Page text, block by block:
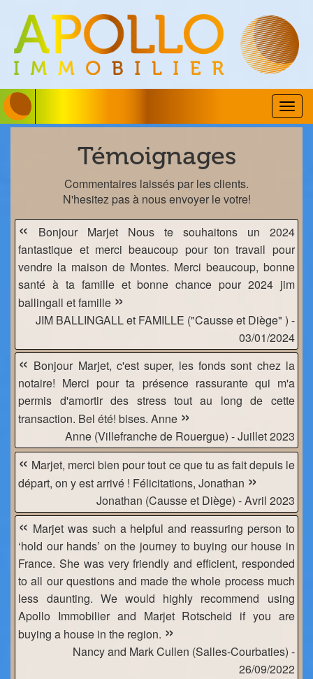
Témoignages
Commentaires laissés par les clients.
N'hesitez pas à nous envoyer le votre!
« Bonjour Marjet Nous te souhaitons un 2024
fantastique et merci beaucoup pour ton travail pour
vendre la maison de Montes. Merci beaucoup, bonne
santé à ta famille et bonne chance pour 2024 jim
ballingall et famille »
JIM BALLINGALL et FAMILLE ("Causse et Diège" ) -
03/01/2024
« Bonjour Marjet, c'est super, les fonds sont chez la
notaire! Merci pour ta présence rassurante qui m'a
permis d'amortir des stress tout au long de cette
transaction. Bel été! bises. Anne »
Anne (Villefranche de Rouergue) - Juillet 2023
« Marjet, merci bien pour tout ce que tu as fait depuis le
départ, on y est arrivé ! Félicitations, Jonathan »
Jonathan (Causse et Diège) - Avril 2023
« Marjet was such a helpful and reassuring person to
‘hold our hands’ on the journey to buying our house in
France. She was very friendly and efficient, responded
to all our questions and made the whole process much
less daunting. We would highly recommend using
Apollo Immobilier and Marjet Rotscheid if you are
buying a house in the region. »
Nancy and Mark Cullen (Salles-Courbaties) -
26/09/2022